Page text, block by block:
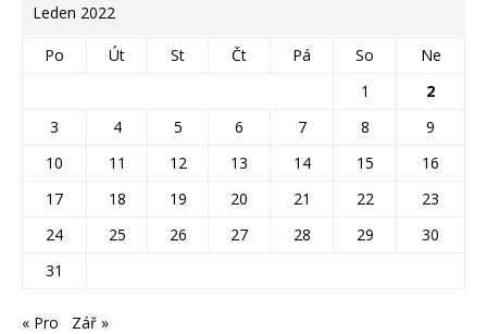
Leden 2022
Po Út St Čt Pá So
Ne
1
2
3
4 5 6 7 8
9
10
11 12 13 14 15
16
17
18 19 20 21 22
23
24
25 26 27 28 29
30
31
« Pro Zář »